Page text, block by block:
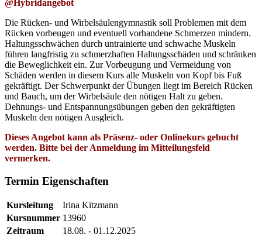
@Hybridangebot
Die Rücken- und Wirbelsäulengymnastik soll Problemen mit dem
Rücken vorbeugen und eventuell vorhandene Schmerzen mindern.
Haltungsschwächen durch untrainierte und schwache Muskeln
führen langfristig zu schmerzhaften Haltungsschäden und schränken
die Beweglichkeit ein. Zur Vorbeugung und Vermeidung von
Schäden werden in diesem Kurs alle Muskeln von Kopf bis Fuß
gekräftigt. Der Schwerpunkt der Übungen liegt im Bereich Rücken
und Bauch, um der Wirbelsäule den nötigen Halt zu geben.
Dehnungs- und Entspannungsübungen geben den gekräftigten
Muskeln den nötigen Ausgleich.
Dieses Angebot kann als Präsenz- oder Onlinekurs gebucht
werden. Bitte bei der Anmeldung im Mitteilungsfeld
vermerken.
Termin Eigenschaften
Kursleitung
Irina Kitzmann
Kursnummer 13960
Zeitraum
18.08. - 01.12.2025